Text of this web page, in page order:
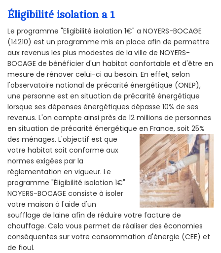
Éligibilité isolation a 1
Le programme "Eligibilité isolation 1€" a NOYERS-BOCAGE
(14210) est un programme mis en place afin de permettre
aux revenus les plus modestes de la ville de NOYERS-
BOCAGE de bénéficier d'un habitat confortable et d'être en
mesure de rénover celui-ci au besoin. En effet, selon
l'observatoire national de précarité énergétique (ONEP),
une personne est en situation de précarité énergétique
lorsque ses dépenses énergétiques dépasse 10% de ses
revenus. L'on compte ainsi près de 12 millions de personnes
en situation de précarité énergétique en France, soit 25%
des ménages. L'objectif est que
votre habitat soit conforme aux
normes exigées par la
réglementation en vigueur. Le
programme "Éligibilité isolation 1€"
NOYERS-BOCAGE consiste à isoler
votre maison à l'aide d'un
soufflage de laine afin de réduire votre facture de
chauffage. Cela vous permet de réaliser des économies
conséquentes sur votre consommation d'énergie (CEE) et
de fioul.